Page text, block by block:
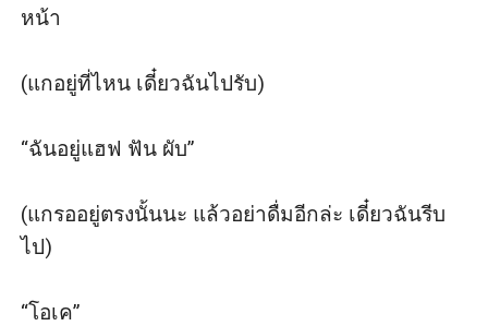
หน้า
(แกอยู่ที่ไหน เดี๋ยวฉันไปรับ)
“ฉันอยู่แฮฟ ฟัน ผับ”
(แกรออยู่ตรงนั้นนะ แล้วอย่าดื่มอีกล่ะ เดี๋ยวฉันรีบ
ไป)
“โอเค”